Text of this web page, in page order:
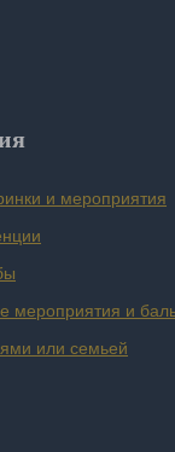
и мероприятия
мероприятия и
или семьей